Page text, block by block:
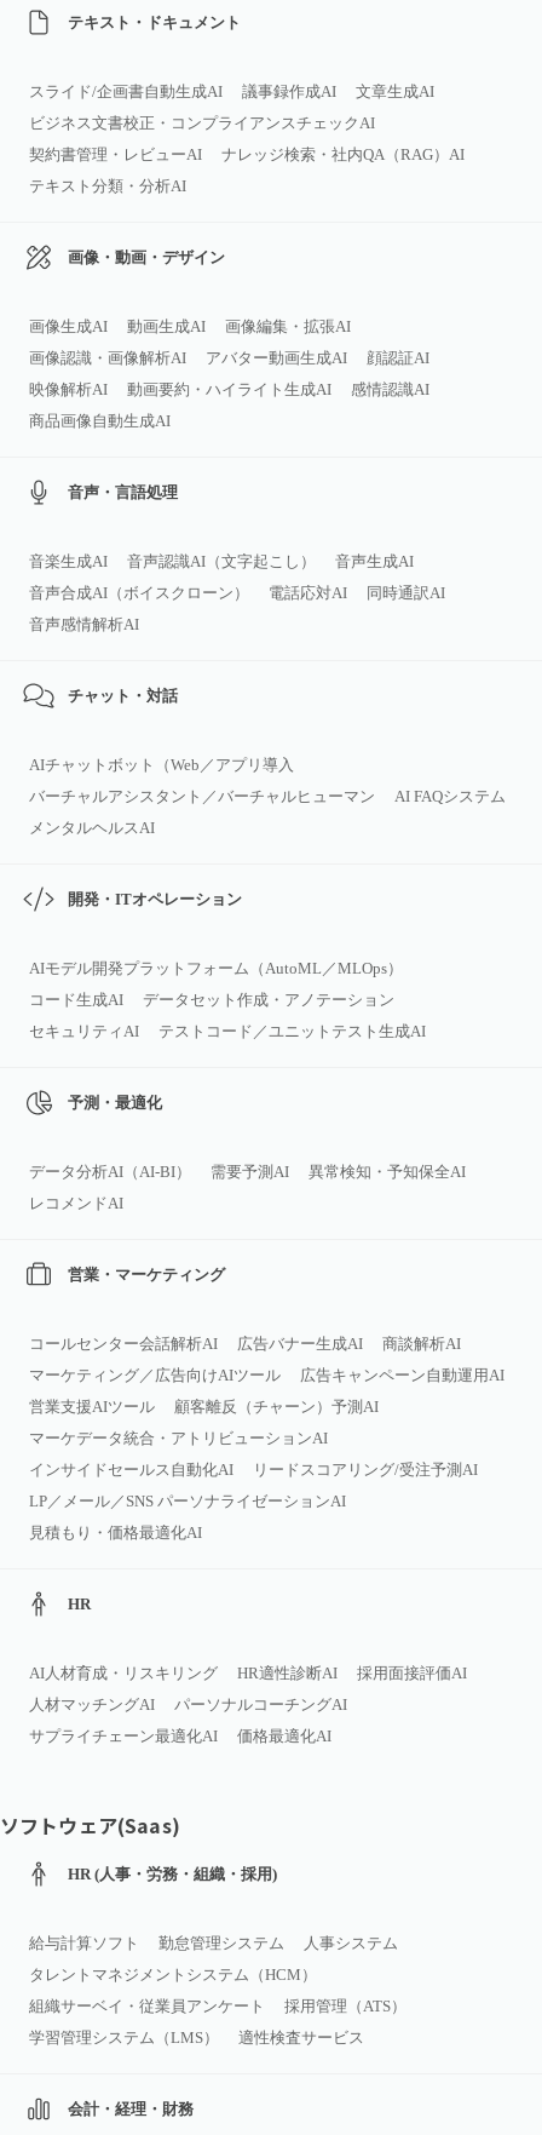
テキスト・ドキュメント
スライド/企画書自動生成AI 議事録作成AI
文章生成AI
ビジネス文書校正・コンプライアンスチェックAI
契約書管理・レビューAI
ナレッジ検索・社内QA（RAG）AI
テキスト分類・分析AI
画像・動画・デザイン
画像生成AI 動画生成AI
画像編集・拡張AI
画像認識・画像解析AI
アバター動画生成AI
顔認証AI
映像解析AI
動画要約・ハイライト生成AI
感情認識AI
商品画像自動生成AI
音声・言語処理
音楽生成AI 音声認識AI（文字起こし）
音声生成AI
音声合成AI（ボイスクローン）
電話応対AI
同時通訳AI
音声感情解析AI
チャット・対話
AIチャットボット（Web／アプリ導入
バーチャルアシスタント／バーチャルヒューマン
AI FAQシステム
メンタルヘルスAI
開発・ITオペレーション
AIモデル開発プラットフォーム（AutoML／MLOps）
コード生成AI
データセット作成・アノテーション
セキュリティAI
テストコード／ユニットテスト生成AI
予測・最適化
データ分析AI（AI‑BI） 需要予測AI
異常検知・予知保全AI
レコメンドAI
営業・マーケティング
コールセンター会話解析AI 広告バナー生成AI
商談解析AI
マーケティング／広告向けAIツール
広告キャンペーン自動運用AI
営業支援AIツール
顧客離反（チャーン）予測AI
マーケデータ統合・アトリビューションAI
インサイドセールス自動化AI
リードスコアリング/受注予測AI
LP／メール／SNS パーソナライゼーションAI
見積もり・価格最適化AI
HR
AI人材育成・リスキリング HR適性診断AI
採用面接評価AI
人材マッチングAI
パーソナルコーチングAI
サプライチェーン最適化AI
価格最適化AI
ソフトウェア(Saas)
HR (人事・労務・組織・採用)
給与計算ソフト 勤怠管理システム
人事システム
タレントマネジメントシステム（HCM）
組織サーベイ・従業員アンケート
採用管理（ATS）
学習管理システム（LMS）
適性検査サービス
会計・経理・財務